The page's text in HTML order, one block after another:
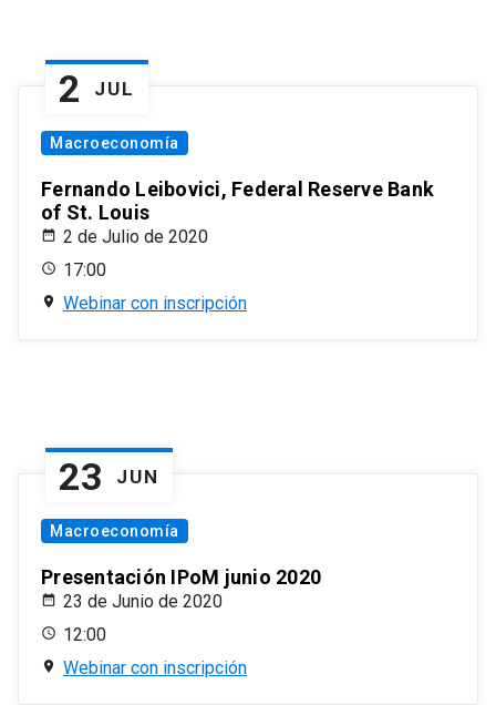
2 JUL
Macroeconomía
Fernando Leibovici, Federal Reserve Bank
of St. Louis
2 de Julio de 2020
17:00
Webinar con inscripción
23 JUN
Macroeconomía
Presentación IPoM junio 2020
23 de Junio de 2020
12:00
Webinar con inscripción